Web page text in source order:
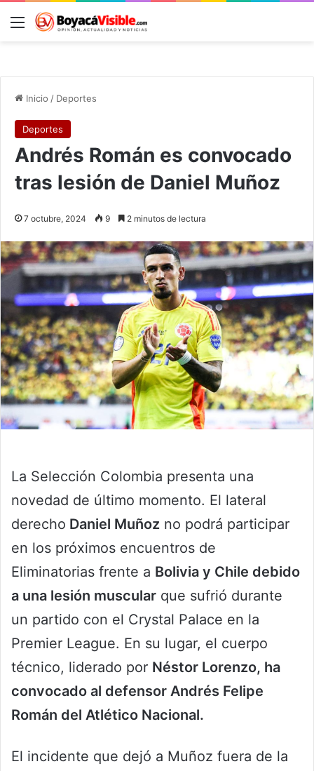
Menú
Inicio / Deportes
Deportes
Andrés Román es convocado
tras lesión de Daniel Muñoz
7 octubre, 2024 9 2 minutos de lectura
La Selección Colombia presenta una
novedad de último momento. El lateral
derecho Daniel Muñoz no podrá participar
en los próximos encuentros de
Eliminatorias frente a Bolivia y Chile debido
a una lesión muscular que sufrió durante
un partido con el Crystal Palace en la
Premier League. En su lugar, el cuerpo
técnico, liderado por Néstor Lorenzo, ha
convocado al defensor Andrés Felipe
Román del Atlético Nacional.
El incidente que dejó a Muñoz fuera de la